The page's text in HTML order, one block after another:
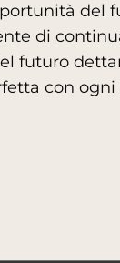
del
di
futuro
con ogni